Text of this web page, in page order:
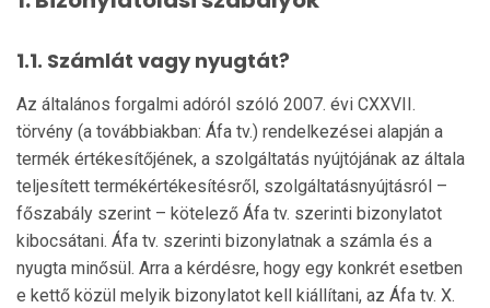
1.1. Számlát vagy nyugtát?
Az általános forgalmi adóról szóló 2007. évi CXXVII.
törvény (a továbbiakban: Áfa tv.) rendelkezései alapján a
termék értékesítőjének, a szolgáltatás nyújtó­jának az általa
teljesített termékértékesítésről, szolgál­tatásnyújtásról –
főszabály szerint – kötelező Áfa tv. szerinti bizonylatot
kibocsátani. Áfa tv. szerinti bizonylatnak a számla és a
nyugta minősül. Arra a kérdésre, hogy egy konkrét esetben
e kettő közül melyik bizonylatot kell kiállítani, az Áfa tv. X.